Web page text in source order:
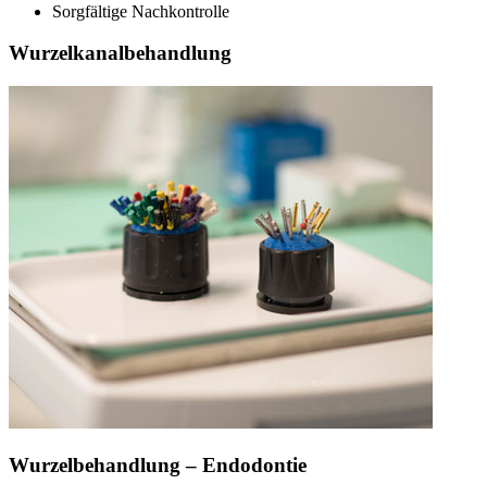
Sorgfältige Nachkontrolle
Wurzelkanalbehandlung
Wurzelbehandlung – Endodontie